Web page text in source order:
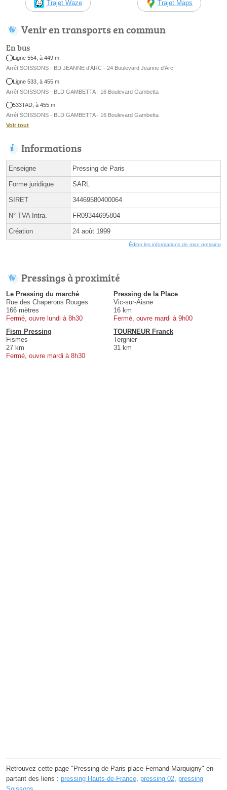
Trajet Waze Trajet Maps
Venir en transports en commun
En bus
Ligne 554, à 449 m
Arrêt SOISSONS - BD JEANNE d'ARC - 24 Boulevard Jeanne d'Arc
Ligne 533, à 455 m
Arrêt SOISSONS - BLD GAMBETTA - 16 Boulevard Gambetta
533TAD, à 455 m
Arrêt SOISSONS - BLD GAMBETTA - 16 Boulevard Gambetta
Voir tout
Informations
Enseigne Pressing de Paris
Forme juridique SARL
SIRET 34469580400064
N° TVA Intra. FR09344695804
Création 24 août 1999
Éditer les informations de mon pressing
Pressings à proximité
Le Pressing du marché
Rue des Chaperons Rouges
166 mètres
Fermé, ouvre lundi à 8h30
Pressing de la Place
Vic-sur-Aisne
16 km
Fermé, ouvre mardi à 9h00
Fism Pressing
Fismes
27 km
Fermé, ouvre mardi à 8h30
TOURNEUR Franck
Tergnier
31 km
Retrouvez cette page "Pressing de Paris place Fernand Marquigny" en
partant des liens : pressing Hauts-de-France, pressing 02, pressing